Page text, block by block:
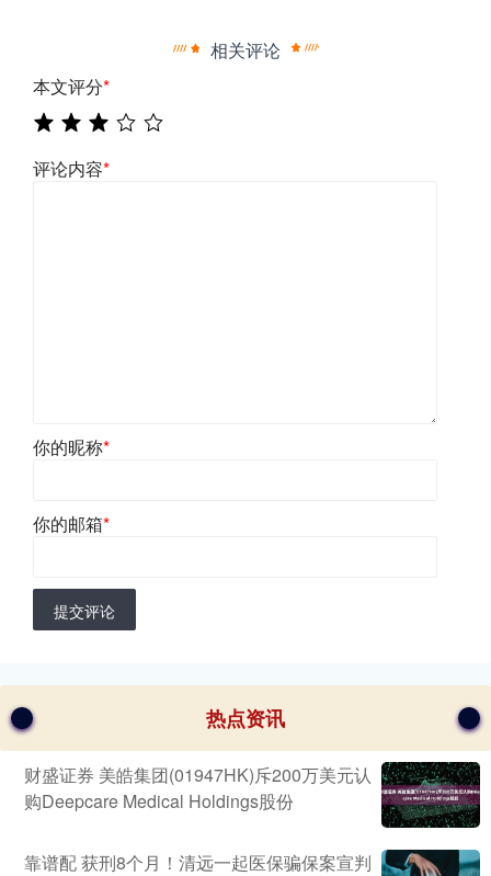
相关评论
本文评分*
评论内容*
你的昵称*
你的邮箱*
提交评论
热点资讯
财盛证券 美皓集团(01947HK)斥200万美元认
购Deepcare Medical Holdings股份
靠谱配 获刑8个月！清远一起医保骗保案宣判